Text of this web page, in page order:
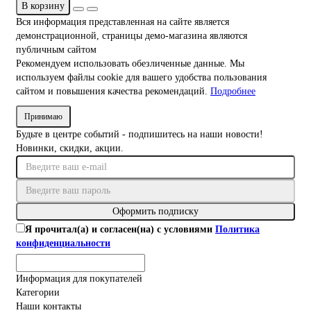
В корзину
Вся информация представленная на сайте является
демонстрационной, страницы демо-магазина являются
публичным сайтом
Рекомендуем использовать обезличенные данные. Мы
используем файлы cookie для вашего удобства пользования
сайтом и повышения качества рекомендаций. Подробнее
Принимаю
Будьте в центре событий - подпишитесь на наши новости!
Новинки, скидки, акции.
Оформить подписку
Я прочитал(а) и согласен(на) с условиями Политика
конфиденциальности
Информация для покупателей
Категории
Наши контакты